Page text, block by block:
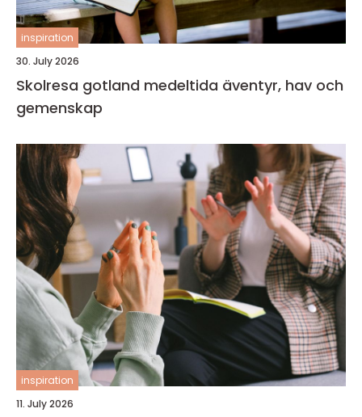
inspiration
30. July 2026
Skolresa gotland medeltida äventyr, hav och
gemenskap
inspiration
11. July 2026